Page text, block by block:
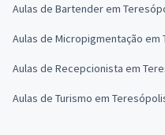
Aulas de Bartender em
Aulas de Micropigmentação em
Aulas de Recepcionista em
Aulas de Turismo em